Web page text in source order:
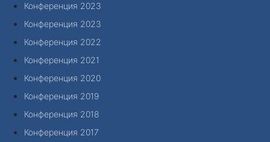
Конференция 2023
Конференция 2023
Конференция 2022
Конференция 2021
Конференция 2020
Конференция 2019
Конференция 2018
Конференция 2017